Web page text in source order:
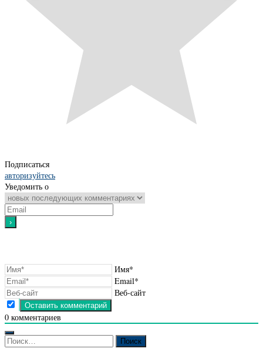
Подписаться
авторизуйтесь
Уведомить о
Имя*
Email*
Веб-сайт
0 комментариев
Найти: